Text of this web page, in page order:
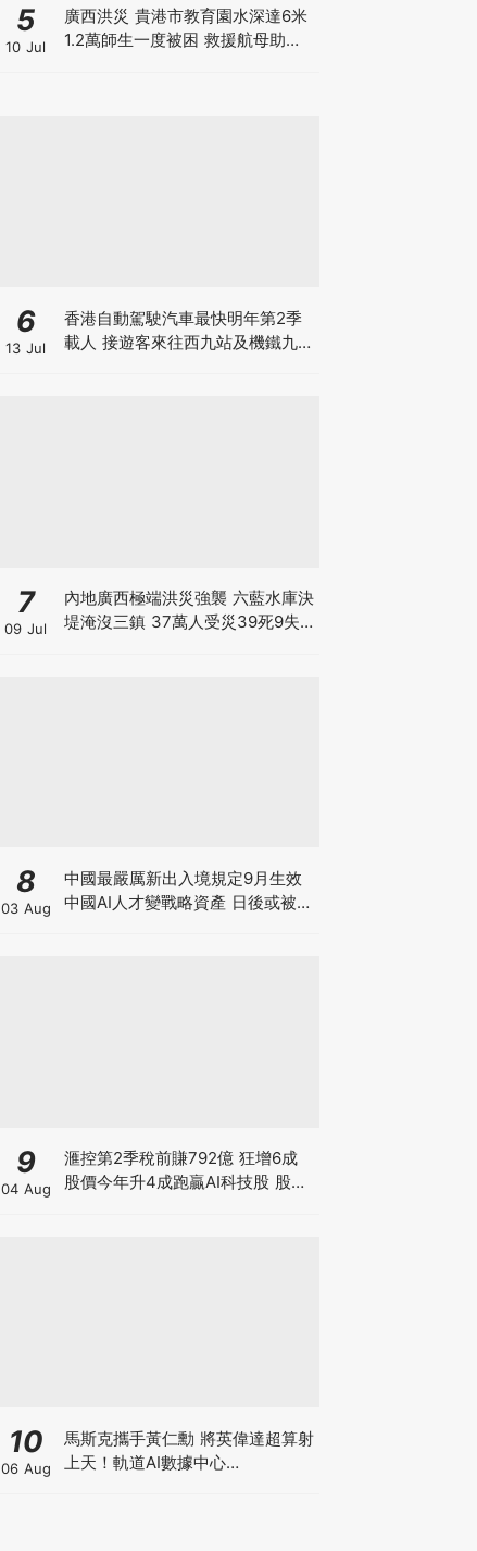
5
10 Jul
廣西洪災 貴港市教育園水深達6米
1.2萬師生一度被困 救援航母助逃
6
13 Jul
香港自動駕駛汽車最快明年第2季
載人 接遊客來往西九站及機鐵九龍
7
09 Jul
內地廣西極端洪災強襲 六藍水庫決
堤淹沒三鎮 37萬人受災39死9失
8
03 Aug
中國最嚴厲新出入境規定9月生效
中國AI人才變戰略資產 日後或被嚴
9
04 Aug
滙控第2季稅前賺792億 狂增6成
股價今年升4成跑贏AI科技股 股價
10
06 Aug
馬斯克攜手黃仁勳 將英偉達超算射
上天！軌道AI數據中心